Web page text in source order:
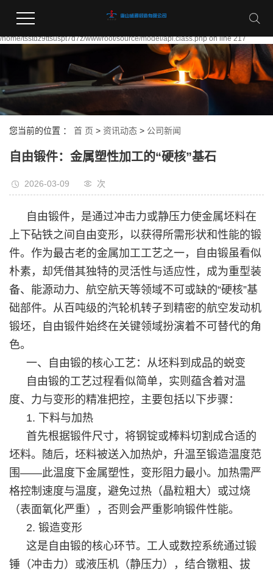
file_put_contents(/home/tsstdz9ttsuspt7d7z/wwwroot/source/cache/
/home/tsstdz9ttsuspt7d7z/wwwroot/source/model/api.class.php on line 217
您当前的位置 ： 首 页 > 资讯动态 > 公司新闻
自由锻件：金属塑性加工的“硬核”基石
2026-03-09 次
自由锻件，是通过冲击力或静压力使金属坯料在
上下砧铁之间自由变形，以获得所需形状和性能的锻
件。作为最古老的金属加工工艺之一，自由锻虽看似
朴素，却凭借其独特的灵活性与适应性，成为重型装
备、能源动力、航空航天等领域不可或缺的“硬核”基
础部件。从百吨级的汽轮机转子到精密的航空发动机
锻坯，自由锻件始终在关键领域扮演着不可替代的角
色。
一、自由锻的核心工艺：从坯料到成品的蜕变
自由锻的工艺过程看似简单，实则蕴含着对温
度、力与变形的精准把控，主要包括以下步骤：
1. 下料与加热
首先根据锻件尺寸，将钢锭或棒料切割成合适的
坯料。随后，坯料被送入加热炉，升温至锻造温度范
围——此温度下金属塑性，变形阻力最小。加热需严
格控制速度与温度，避免过热（晶粒粗大）或过烧
（表面氧化严重），否则会严重影响锻件性能。
2. 锻造变形
这是自由锻的核心环节。工人或数控系统通过锻
锤（冲击力）或液压机（静压力），结合镦粗、拔